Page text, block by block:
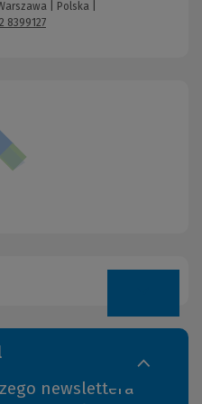
| Polska |
8399127
newslettera